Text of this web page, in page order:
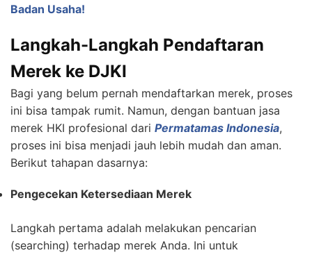
Badan Usaha!
Langkah-Langkah Pendaftaran
Merek ke DJKI
Bagi yang belum pernah mendaftarkan merek, proses
ini bisa tampak rumit. Namun, dengan bantuan jasa
merek HKI profesional dari Permatamas Indonesia,
proses ini bisa menjadi jauh lebih mudah dan aman.
Berikut tahapan dasarnya:
Pengecekan Ketersediaan Merek
Langkah pertama adalah melakukan pencarian
(searching) terhadap merek Anda. Ini untuk